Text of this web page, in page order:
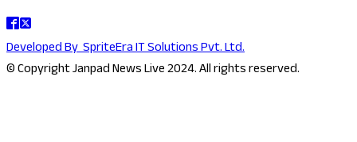
Developed BySpriteEra IT Solutions Pvt. Ltd.
© Copyright Janpad News Live 2024. All rights reserved.